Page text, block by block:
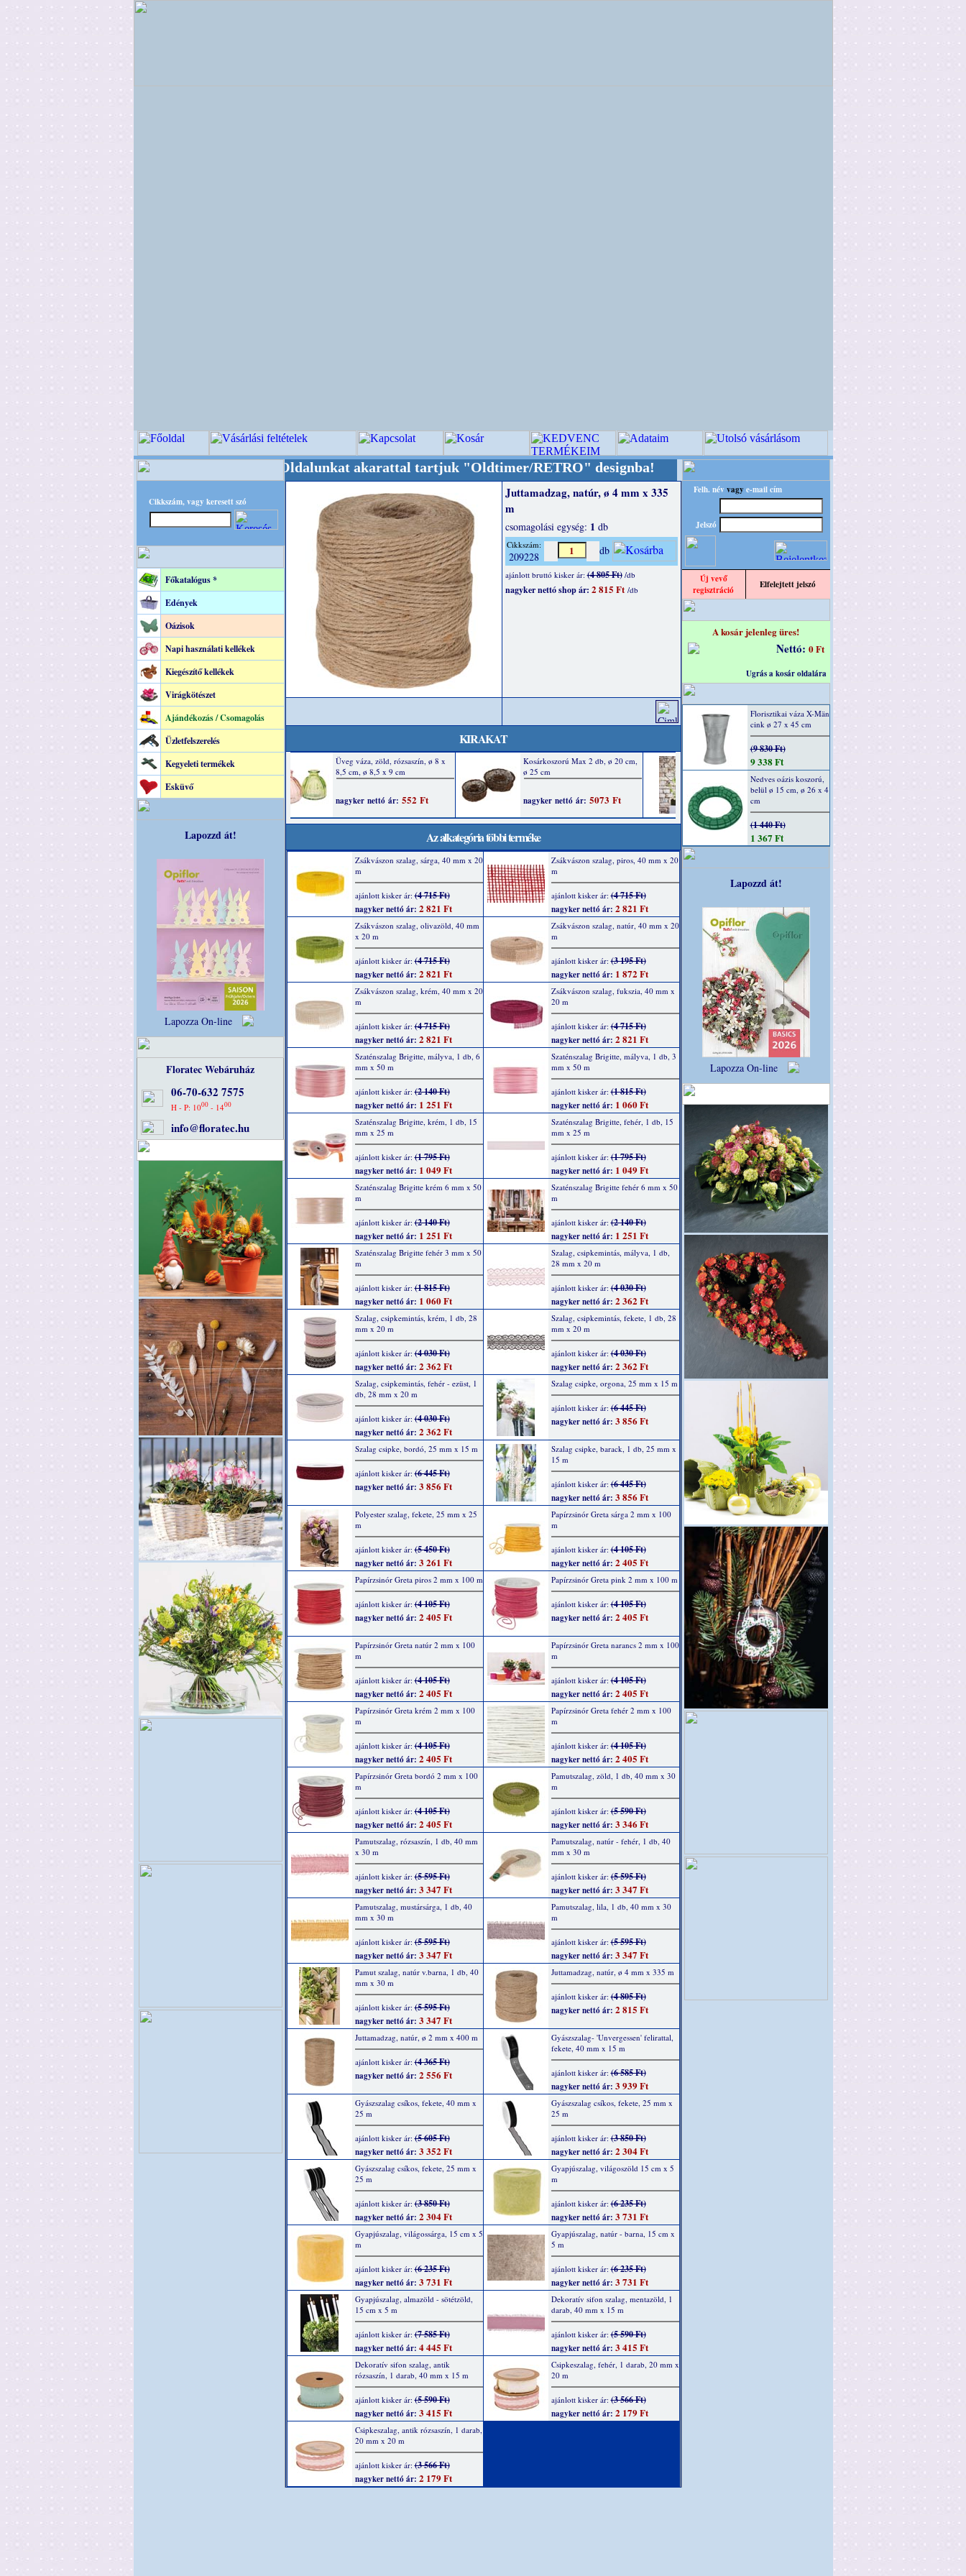
Cikkszám, vagy keresett szó
Főkatalógus *
Edények
Oázisok
Napi használati kellékek
Kiegészítő kellékek
Virágkötészet
Ajándékozás / Csomagolás
Üzletfelszerelés
Kegyeleti termékek
Esküvő
Lapozzd át!
Lapozza On-line
Floratec Webáruház
06-70-632 7575
H - P: 1000 - 1400
info@floratec.hu
kellékek és dekoráció! Oldalunkat akarattal tartjuk "Oldtimer/RETRO" designba! Minőségi Virágkötészeti-, Esküvői-, Kegyeleti-
Juttamadzag, natúr, ø 4 mm x 335
m
csomagolási egység: 1 db
Cikkszám:
209228 db
ajánlott bruttó kisker ár:(4 805 Ft)/db
nagyker nettó shop ár: 2 815 Ft /db
KIRAKAT
Az alkategória többi terméke
Zsákvászon szalag, sárga, 40 mm x 20
m
ajánlott kisker ár:(4 715 Ft)
nagyker nettó ár: 2 821 Ft
Zsákvászon szalag, piros, 40 mm x 20
m
ajánlott kisker ár:(4 715 Ft)
nagyker nettó ár: 2 821 Ft
Zsákvászon szalag, olivazöld, 40 mm
x 20 m
ajánlott kisker ár:(4 715 Ft)
nagyker nettó ár: 2 821 Ft
Zsákvászon szalag, natúr, 40 mm x 20
m
ajánlott kisker ár:(3 195 Ft)
nagyker nettó ár: 1 872 Ft
Zsákvászon szalag, krém, 40 mm x 20
m
ajánlott kisker ár:(4 715 Ft)
nagyker nettó ár: 2 821 Ft
Zsákvászon szalag, fukszia, 40 mm x
20 m
ajánlott kisker ár:(4 715 Ft)
nagyker nettó ár: 2 821 Ft
Szaténszalag Brigitte, mályva, 1 db, 6
mm x 50 m
ajánlott kisker ár:(2 140 Ft)
nagyker nettó ár: 1 251 Ft
Szaténszalag Brigitte, mályva, 1 db, 3
mm x 50 m
ajánlott kisker ár:(1 815 Ft)
nagyker nettó ár: 1 060 Ft
Szaténszalag Brigitte, krém, 1 db, 15
mm x 25 m
ajánlott kisker ár:(1 795 Ft)
nagyker nettó ár: 1 049 Ft
Szaténszalag Brigitte, fehér, 1 db, 15
mm x 25 m
ajánlott kisker ár:(1 795 Ft)
nagyker nettó ár: 1 049 Ft
Szaténszalag Brigitte krém 6 mm x 50
m
ajánlott kisker ár:(2 140 Ft)
nagyker nettó ár: 1 251 Ft
Szaténszalag Brigitte fehér 6 mm x 50
m
ajánlott kisker ár:(2 140 Ft)
nagyker nettó ár: 1 251 Ft
Szaténszalag Brigitte fehér 3 mm x 50
m
ajánlott kisker ár:(1 815 Ft)
nagyker nettó ár: 1 060 Ft
Szalag, csipkemintás, mályva, 1 db,
28 mm x 20 m
ajánlott kisker ár:(4 030 Ft)
nagyker nettó ár: 2 362 Ft
Szalag, csipkemintás, krém, 1 db, 28
mm x 20 m
ajánlott kisker ár:(4 030 Ft)
nagyker nettó ár: 2 362 Ft
Szalag, csipkemintás, fekete, 1 db, 28
mm x 20 m
ajánlott kisker ár:(4 030 Ft)
nagyker nettó ár: 2 362 Ft
Szalag, csipkemintás, fehér - ezüst, 1
db, 28 mm x 20 m
ajánlott kisker ár:(4 030 Ft)
nagyker nettó ár: 2 362 Ft
Szalag csipke, orgona, 25 mm x 15 m
ajánlott kisker ár:(6 445 Ft)
nagyker nettó ár: 3 856 Ft
Szalag csipke, bordó, 25 mm x 15 m
ajánlott kisker ár:(6 445 Ft)
nagyker nettó ár: 3 856 Ft
Szalag csipke, barack, 1 db, 25 mm x
15 m
ajánlott kisker ár:(6 445 Ft)
nagyker nettó ár: 3 856 Ft
Polyester szalag, fekete, 25 mm x 25
m
ajánlott kisker ár:(5 450 Ft)
nagyker nettó ár: 3 261 Ft
Papírzsinór Greta sárga 2 mm x 100
m
ajánlott kisker ár:(4 105 Ft)
nagyker nettó ár: 2 405 Ft
Papírzsinór Greta piros 2 mm x 100 m
ajánlott kisker ár:(4 105 Ft)
nagyker nettó ár: 2 405 Ft
Papírzsinór Greta pink 2 mm x 100 m
ajánlott kisker ár:(4 105 Ft)
nagyker nettó ár: 2 405 Ft
Papírzsinór Greta natúr 2 mm x 100
m
ajánlott kisker ár:(4 105 Ft)
nagyker nettó ár: 2 405 Ft
Papírzsinór Greta narancs 2 mm x 100
m
ajánlott kisker ár:(4 105 Ft)
nagyker nettó ár: 2 405 Ft
Papírzsinór Greta krém 2 mm x 100
m
ajánlott kisker ár:(4 105 Ft)
nagyker nettó ár: 2 405 Ft
Papírzsinór Greta fehér 2 mm x 100
m
ajánlott kisker ár:(4 105 Ft)
nagyker nettó ár: 2 405 Ft
Papírzsinór Greta bordó 2 mm x 100
m
ajánlott kisker ár:(4 105 Ft)
nagyker nettó ár: 2 405 Ft
Pamutszalag, zöld, 1 db, 40 mm x 30
m
ajánlott kisker ár:(5 590 Ft)
nagyker nettó ár: 3 346 Ft
Pamutszalag, rózsaszín, 1 db, 40 mm
x 30 m
ajánlott kisker ár:(5 595 Ft)
nagyker nettó ár: 3 347 Ft
Pamutszalag, natúr - fehér, 1 db, 40
mm x 30 m
ajánlott kisker ár:(5 595 Ft)
nagyker nettó ár: 3 347 Ft
Pamutszalag, mustársárga, 1 db, 40
mm x 30 m
ajánlott kisker ár:(5 595 Ft)
nagyker nettó ár: 3 347 Ft
Pamutszalag, lila, 1 db, 40 mm x 30
m
ajánlott kisker ár:(5 595 Ft)
nagyker nettó ár: 3 347 Ft
Pamut szalag, natúr v.barna, 1 db, 40
mm x 30 m
ajánlott kisker ár:(5 595 Ft)
nagyker nettó ár: 3 347 Ft
Juttamadzag, natúr, ø 4 mm x 335 m
ajánlott kisker ár:(4 805 Ft)
nagyker nettó ár: 2 815 Ft
Juttamadzag, natúr, ø 2 mm x 400 m
ajánlott kisker ár:(4 365 Ft)
nagyker nettó ár: 2 556 Ft
Gyászszalag- 'Unvergessen' felirattal,
fekete, 40 mm x 15 m
ajánlott kisker ár:(6 585 Ft)
nagyker nettó ár: 3 939 Ft
Gyászszalag csíkos, fekete, 40 mm x
25 m
ajánlott kisker ár:(5 605 Ft)
nagyker nettó ár: 3 352 Ft
Gyászszalag csíkos, fekete, 25 mm x
25 m
ajánlott kisker ár:(3 850 Ft)
nagyker nettó ár: 2 304 Ft
Gyászszalag csíkos, fekete, 25 mm x
25 m
ajánlott kisker ár:(3 850 Ft)
nagyker nettó ár: 2 304 Ft
Gyapjúszalag, világoszöld 15 cm x 5
m
ajánlott kisker ár:(6 235 Ft)
nagyker nettó ár: 3 731 Ft
Gyapjúszalag, világossárga, 15 cm x 5
m
ajánlott kisker ár:(6 235 Ft)
nagyker nettó ár: 3 731 Ft
Gyapjúszalag, natúr - barna, 15 cm x
5 m
ajánlott kisker ár:(6 235 Ft)
nagyker nettó ár: 3 731 Ft
Gyapjúszalag, almazöld - sötétzöld,
15 cm x 5 m
ajánlott kisker ár:(7 585 Ft)
nagyker nettó ár: 4 445 Ft
Dekoratív sifon szalag, mentazöld, 1
darab, 40 mm x 15 m
ajánlott kisker ár:(5 590 Ft)
nagyker nettó ár: 3 415 Ft
Dekoratív sifon szalag, antik
rózsaszín, 1 darab, 40 mm x 15 m
ajánlott kisker ár:(5 590 Ft)
nagyker nettó ár: 3 415 Ft
Csipkeszalag, fehér, 1 darab, 20 mm x
20 m
ajánlott kisker ár:(3 566 Ft)
nagyker nettó ár: 2 179 Ft
Csipkeszalag, antik rózsaszín, 1 darab,
20 mm x 20 m
ajánlott kisker ár:(3 566 Ft)
nagyker nettó ár: 2 179 Ft
Felh. név vagy e-mail cím
Jelszó
Új vevő
regisztráció
Elfelejtett jelszó
A kosár jelenleg üres!
Nettó: 0 Ft
Ugrás a kosár oldalára
Florisztikai váza X-Män
cink ø 27 x 45 cm
(9 830 Ft)
9 338 Ft
Nedves oázis koszorú,
belül ø 15 cm, ø 26 x 4
cm
(1 440 Ft)
1 367 Ft
Lapozzd át!
Lapozza On-line